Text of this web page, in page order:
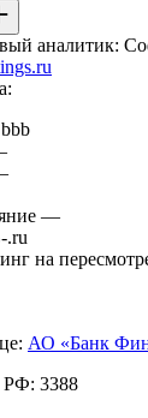
аналитик:
bbb
—
.ru
на
АО «Банк
РФ: 3388